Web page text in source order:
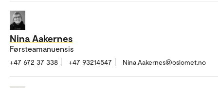
Nina Aakernes
Førsteamanuensis
+47 672 37 338 +47 93214547 Nina.Aakernes@oslomet.no